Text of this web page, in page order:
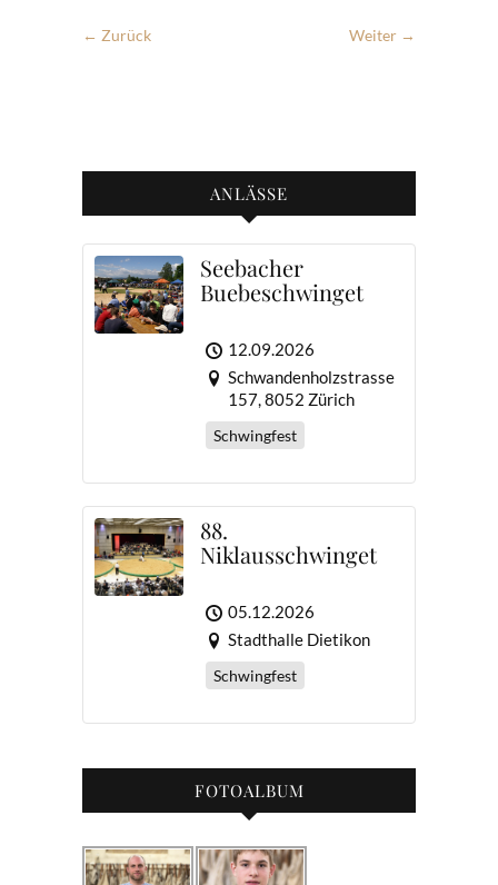
← Zurück Weiter →
ANLÄSSE
Seebacher
Buebeschwinget
12.09.2026
Schwandenholzstrasse
157, 8052 Zürich
Schwingfest
88.
Niklausschwinget
05.12.2026
Stadthalle Dietikon
Schwingfest
FOTOALBUM